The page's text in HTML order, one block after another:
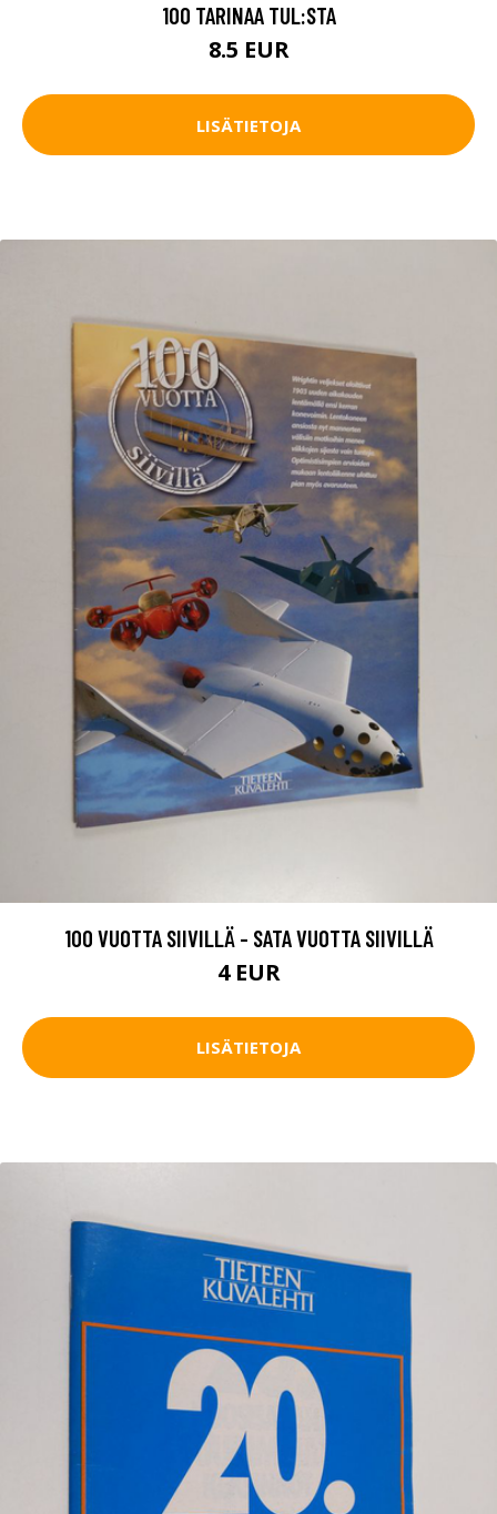
100 TARINAA TUL:STA
8.5 EUR
LISÄTIETOJA
100 VUOTTA SIIVILLÄ - SATA VUOTTA SIIVILLÄ
4 EUR
LISÄTIETOJA